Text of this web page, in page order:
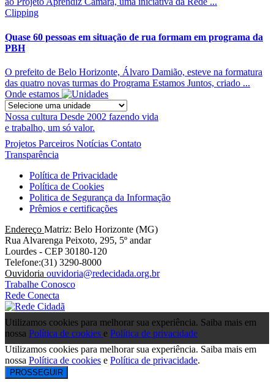
Clipping
Quase 60 pessoas em situação de rua formam em programa da
PBH
O prefeito de Belo Horizonte, Álvaro Damião, esteve na formatura
das quatro novas turmas do Programa Estamos Juntos, criado ...
Onde estamos
Nossa cultura Desde 2002 fazendo vida
e trabalho, um só valor.
Projetos Parceiros Notícias Contato
Transparência
Política de Privacidade
Política de Cookies
Politica de Segurança da Informação
Prêmios e certificações
Endereço Matriz: Belo Horizonte (MG)
Rua Alvarenga Peixoto, 295, 5º andar
Lourdes - CEP 30180-120
Telefone:(31) 3290-8000
Ouvidoria ouvidoria@redecidada.org.br
Trabalhe Conosco
Rede Conecta
Utilizamos cookies para melhorar sua experiência. Saiba mais em
nossa Política de cookies e Política de privacidade
Utilizamos cookies para melhorar sua experiência. Saiba mais em
nossa Política de cookies e Política de privacidade.
PROSSEGUIR